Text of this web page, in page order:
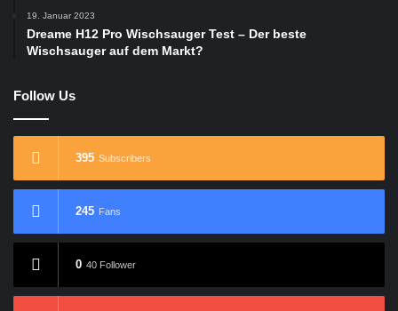
19. Januar 2023
Dreame H12 Pro Wischsauger Test – Der beste
Wischsauger auf dem Markt?
Follow Us
395 Subscribers
245 Fans
0 40 Follower